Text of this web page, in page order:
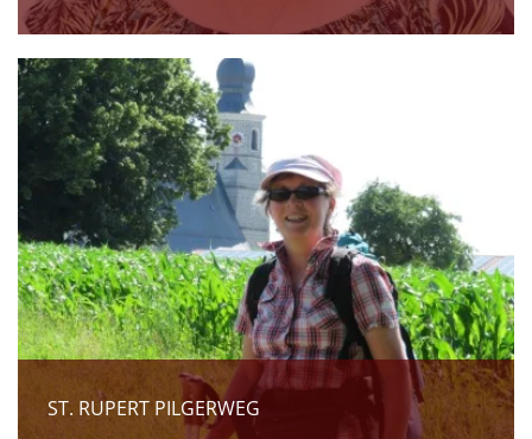
ST. RUPERT PILGERWEG